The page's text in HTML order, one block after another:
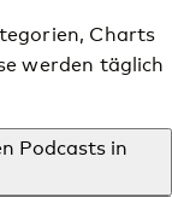
Charts
werden täglich
Podcasts in